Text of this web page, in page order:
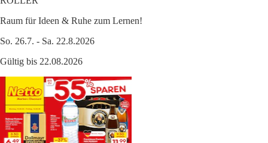
Raum für Ideen & Ruhe zum Lernen!
So. 26.7. - Sa. 22.8.2026
Gültig bis 22.08.2026